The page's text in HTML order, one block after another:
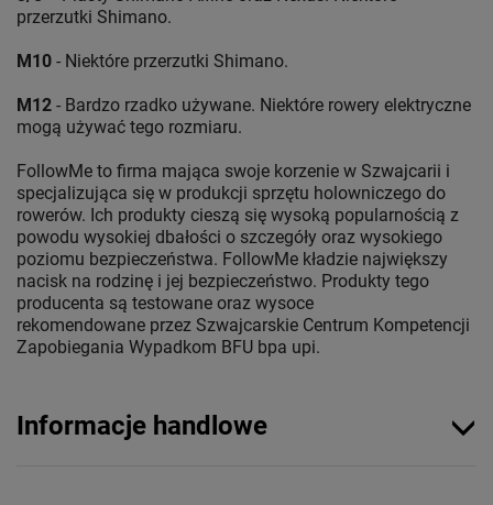
przerzutki Shimano.
M10 - Niektóre przerzutki Shimano.
M12 - Bardzo rzadko używane. Niektóre rowery elektryczne
mogą używać tego rozmiaru.
FollowMe to firma mająca swoje korzenie w Szwajcarii i
specjalizująca się w produkcji sprzętu holowniczego do
rowerów. Ich produkty cieszą się wysoką popularnością z
powodu wysokiej dbałości o szczegóły oraz wysokiego
poziomu bezpieczeństwa. FollowMe kładzie największy
nacisk na rodzinę i jej bezpieczeństwo. Produkty tego
producenta są testowane oraz wysoce
rekomendowane przez Szwajcarskie Centrum Kompetencji
Zapobiegania Wypadkom BFU bpa upi.
Informacje handlowe